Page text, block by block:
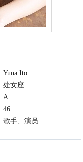
Yuna Ito
处女座
A
46
歌手、演员